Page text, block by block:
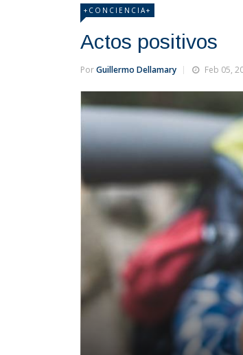
+CONCIENCIA+
Actos positivos
PorGuillermo Dellamary Feb 05,